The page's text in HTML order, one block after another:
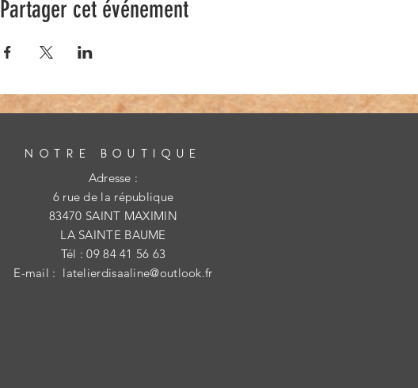
Partager cet événement
NOTRE BOUTIQUE
Adresse :
6 rue de la république
83470 SAINT MAXIMIN
LA SAINTE BAUME
Tél : 09 84 41 56 63
E-mail : latelierdisaaline@outlook.fr